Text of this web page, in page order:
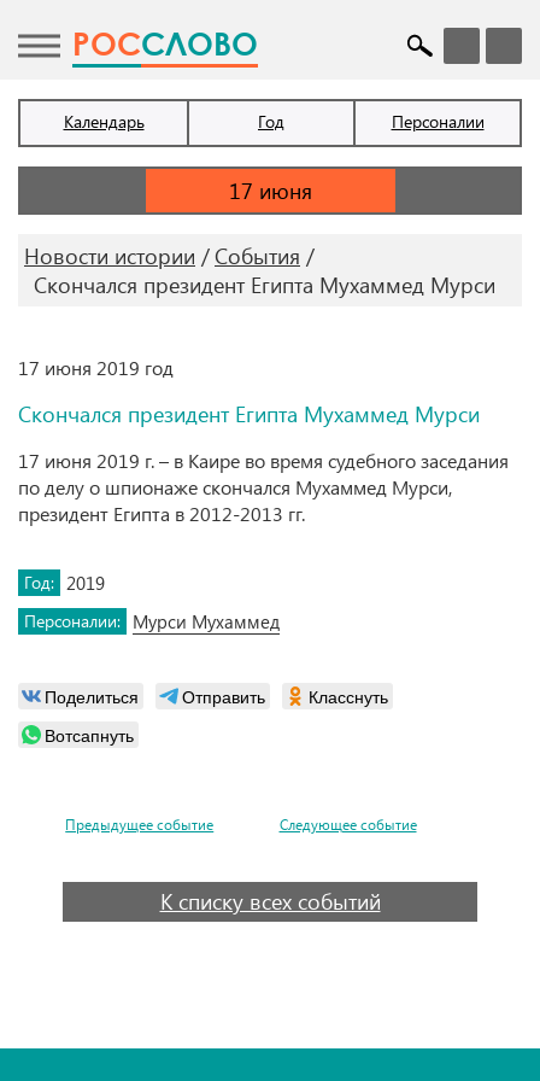
POCСЛОВО
Календарь Год Персоналии
Новости истории
События
Скончался президент Египта Мухаммед Мурси
17 июня 2019 год
Скончался президент Египта Мухаммед Мурси
17 июня 2019 г. – в Каире во время судебного заседания
по делу о шпионаже скончался Мухаммед Мурси,
президент Египта в 2012-2013 гг.
Год: 2019
Персоналии: Мурси Мухаммед
Поделиться Отправить
Класснуть
Вотсапнуть
Предыдущее событие Следующее событие
К списку всех событий